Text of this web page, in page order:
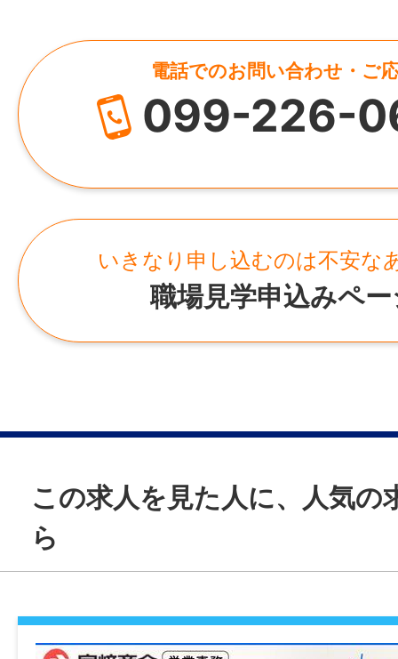
※社用車使用あり（AT車、MT車)
※必須スキル：エクセル・ワード等で文字
まずは派遣スタッフとして勤務スタート！
遣です。
しっかり見極めてから長く働きたいと思う
【こんな方におすすめ】
＊まずは職場を体験してから正社員として
＊久しぶりに職場復帰を考えている方
＿＿＿＿＿＿＿＿＿＿＿＿＿＿
JKSS-001
代表者
宮之原 明子
資本金
HP
http://www.kagoshima-seiyu.com/
鹿児島県鹿児島市大黒町3-27清友ビル3F
電話でのお問い合わせ・ご
099-226-
いきなり申し込むのは不安な
職場見学申込みペ
この求人を見た人に、人気の
ら